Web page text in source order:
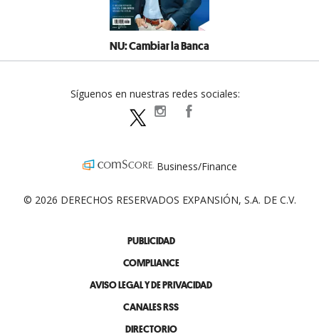
NU: Cambiar la Banca
PUBLICIDAD
COMPLIANCE
AVISO LEGAL Y DE PRIVACIDAD
CANALES RSS
DIRECTORIO
Síguenos en nuestras redes sociales:
expansionpolitica
Business/Finance
© 2026 DERECHOS RESERVADOS EXPANSIÓN, S.A. DE C.V.